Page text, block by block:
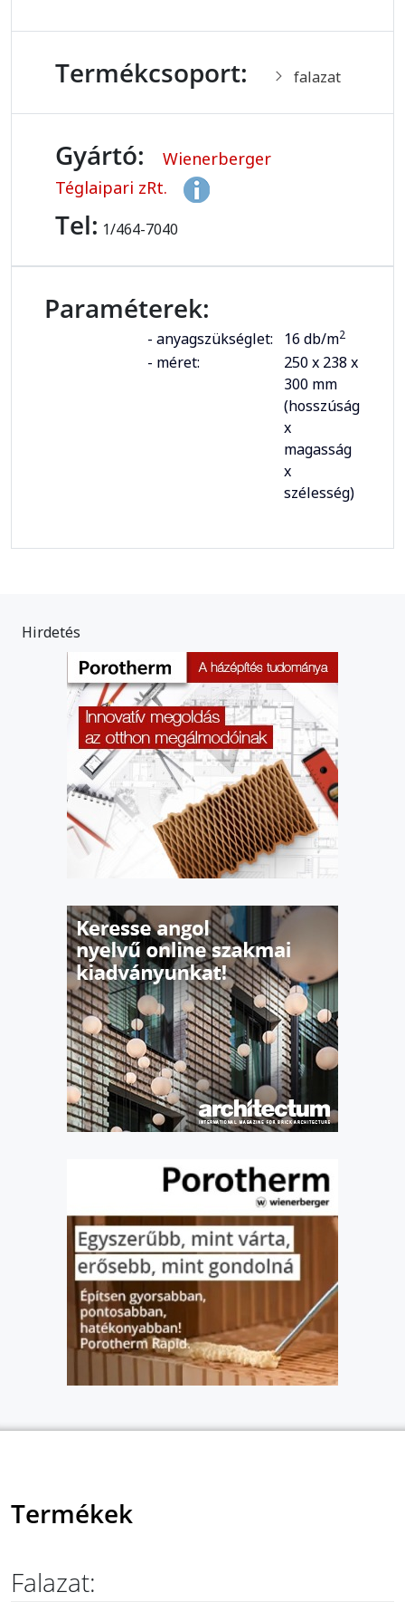
Termékcsoport: falazat
Gyártó:
Wienerberger
Téglaipari zRt.
Tel: 1/464-7040
Paraméterek:
- anyagszükséglet: 16 db/m2
- méret:
250 x 238 x
300 mm
(hosszúság
x
magasság
x
szélesség)
Hirdetés
Termékek
Falazat: